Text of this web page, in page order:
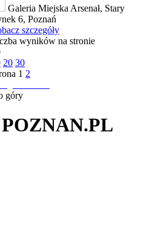
Galeria Miejska Arsenał, Stary
6, Poznań
szczegóły
wyników na stronie
20 30
1 2
góry